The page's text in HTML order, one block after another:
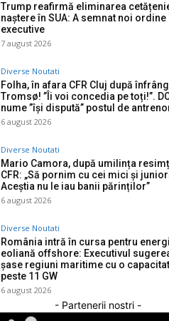
Trump reafirmă eliminarea
naștere în SUA: A semnat noi ordine
executive
7 august 2026
Diverse Noutati
Folha, în afara CFR Cluj după
Tromsø! ”Îi voi concedia pe toți!”.
nume ”își dispută” postul de
6 august 2026
Diverse Noutati
Mario Camora, după umilința
CFR: „Să pornim cu cei mici și
Aceștia nu le iau banii părinților”
6 august 2026
Diverse Noutati
România intră în cursa pentru
eoliană offshore: Executivul
șase regiuni maritime cu o
peste 11 GW
6 august 2026
- Partenerii nostri -